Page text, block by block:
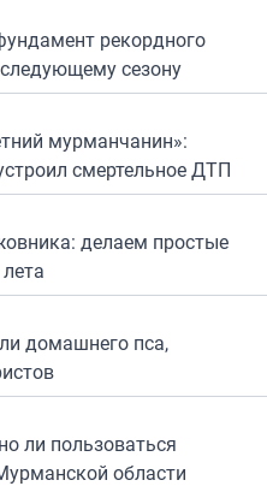
рекордного
сезону
мурманчанин»:
смертельное ДТП
делаем простые
домашнего пса,
ли пользоваться
области